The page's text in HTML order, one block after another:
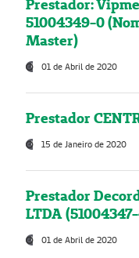
Prestador:
51004349-0
Master)
01 de Abril de 2020
Prestador
15 de Janeiro de 2020
Prestador
LTDA
01 de Abril de 2020